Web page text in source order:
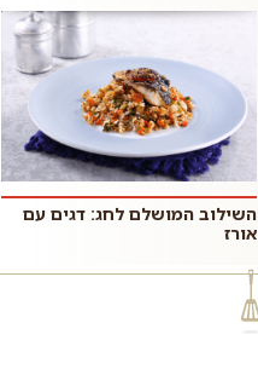
השילוב המושלם לחג: דגים עם
אורז